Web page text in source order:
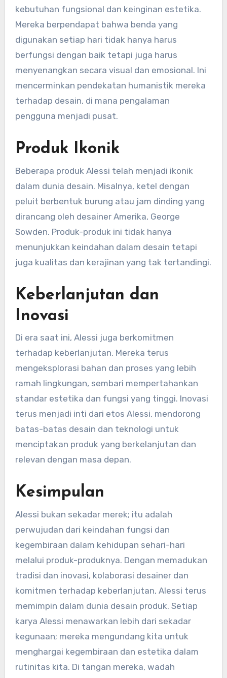
kebutuhan fungsional dan keinginan estetika.
Mereka berpendapat bahwa benda yang
digunakan setiap hari tidak hanya harus
berfungsi dengan baik tetapi juga harus
menyenangkan secara visual dan emosional. Ini
mencerminkan pendekatan humanistik mereka
terhadap desain, di mana pengalaman
pengguna menjadi pusat.
Produk Ikonik
Beberapa produk Alessi telah menjadi ikonik
dalam dunia desain. Misalnya, ketel dengan
peluit berbentuk burung atau jam dinding yang
dirancang oleh desainer Amerika, George
Sowden. Produk-produk ini tidak hanya
menunjukkan keindahan dalam desain tetapi
juga kualitas dan kerajinan yang tak tertandingi.
Keberlanjutan dan
Inovasi
Di era saat ini, Alessi juga berkomitmen
terhadap keberlanjutan. Mereka terus
mengeksplorasi bahan dan proses yang lebih
ramah lingkungan, sembari mempertahankan
standar estetika dan fungsi yang tinggi. Inovasi
terus menjadi inti dari etos Alessi, mendorong
batas-batas desain dan teknologi untuk
menciptakan produk yang berkelanjutan dan
relevan dengan masa depan.
Kesimpulan
Alessi bukan sekadar merek; itu adalah
perwujudan dari keindahan fungsi dan
kegembiraan dalam kehidupan sehari-hari
melalui produk-produknya. Dengan memadukan
tradisi dan inovasi, kolaborasi desainer dan
komitmen terhadap keberlanjutan, Alessi terus
memimpin dalam dunia desain produk. Setiap
karya Alessi menawarkan lebih dari sekadar
kegunaan; mereka mengundang kita untuk
menghargai kegembiraan dan estetika dalam
rutinitas kita. Di tangan mereka, wadah